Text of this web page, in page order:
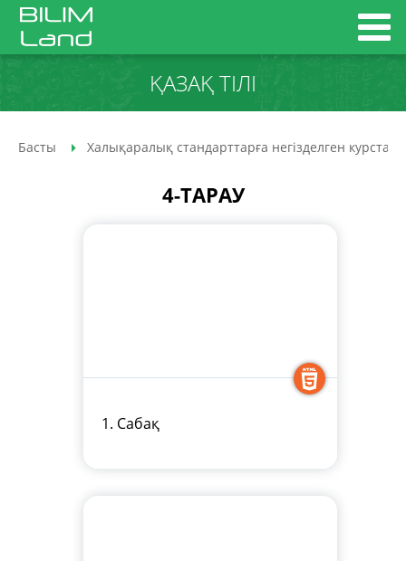
ҚАЗАҚ ТІЛІ
Басты Халықаралық стандарттарға негізделген курстар
4-ТАРАУ
1. Сабақ